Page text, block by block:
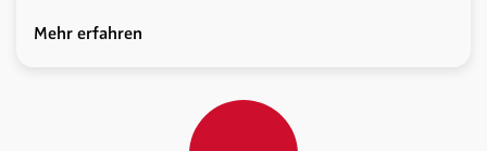
Mehr erfahren